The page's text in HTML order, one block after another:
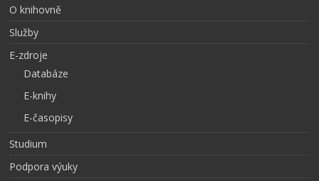
O knihovně
Služby
E-zdroje
Databáze
E-knihy
E-časopisy
Studium
Podpora výuky